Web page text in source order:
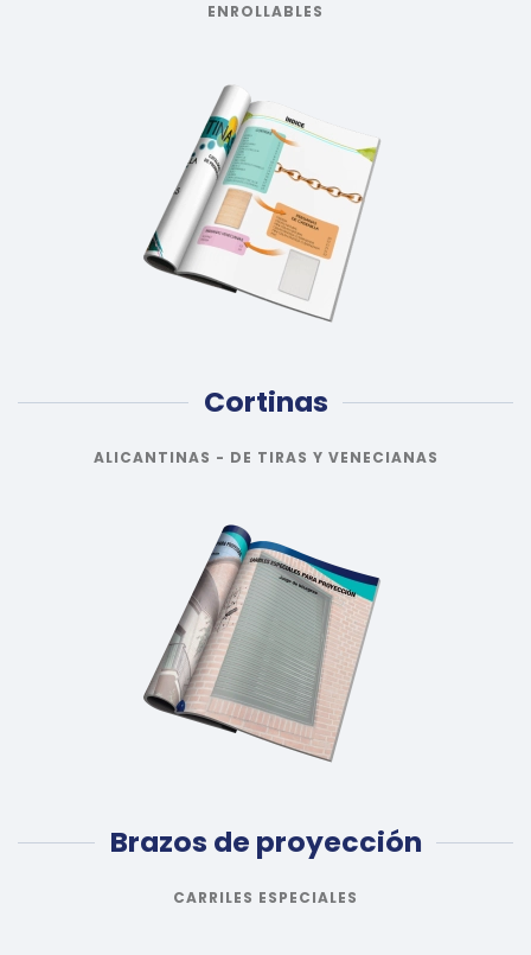
ENROLLABLES
Cortinas
ALICANTINAS - DE TIRAS Y VENECIANAS
Brazos de proyección
CARRILES ESPECIALES